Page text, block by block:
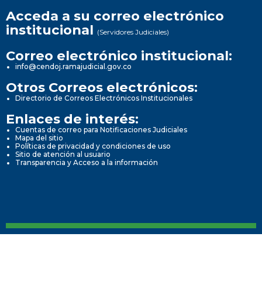
Informes de Gestión, Evaluación y Auditoria
4. informes de Gestión, Evaluación y Auditoria
4.2 Informe de Gestión
Informes de Gestión, Evaluación y Auditoria
4. informes de Gestión, Evaluación y Auditoria
4.2 Informe de Gestión
Acceda a su correo electrónico
institucional (Servidores Judiciales)
Correo electrónico institucional:
info@cendoj.ramajudicial.gov.co
Otros Correos electrónicos:
Directorio de Correos Electrónicos Institucionales
Enlaces de interés:
Cuentas de correo para Notificaciones Judiciales
Mapa del sitio
Políticas de privacidad y condiciones de uso
Sitio de atención al usuario
Transparencia y Acceso a la información